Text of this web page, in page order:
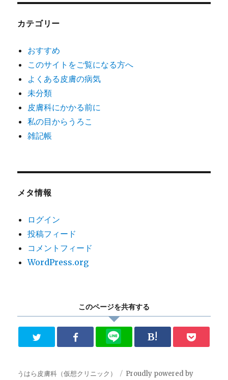
カテゴリー
おすすめ
このサイトをご覧になる方へ
よくある皮膚の病気
未分類
皮膚科にかかる前に
私の目からうろこ
雑記帳
メタ情報
ログイン
投稿フィード
コメントフィード
WordPress.org
このページを共有する
B!
うはら皮膚科（仮想クリニック）
Proudly powered by